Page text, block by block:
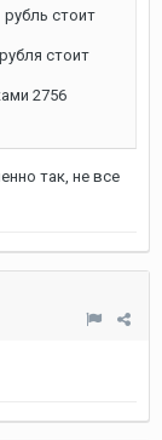
рубль стоит
стоит
2756
так, не все